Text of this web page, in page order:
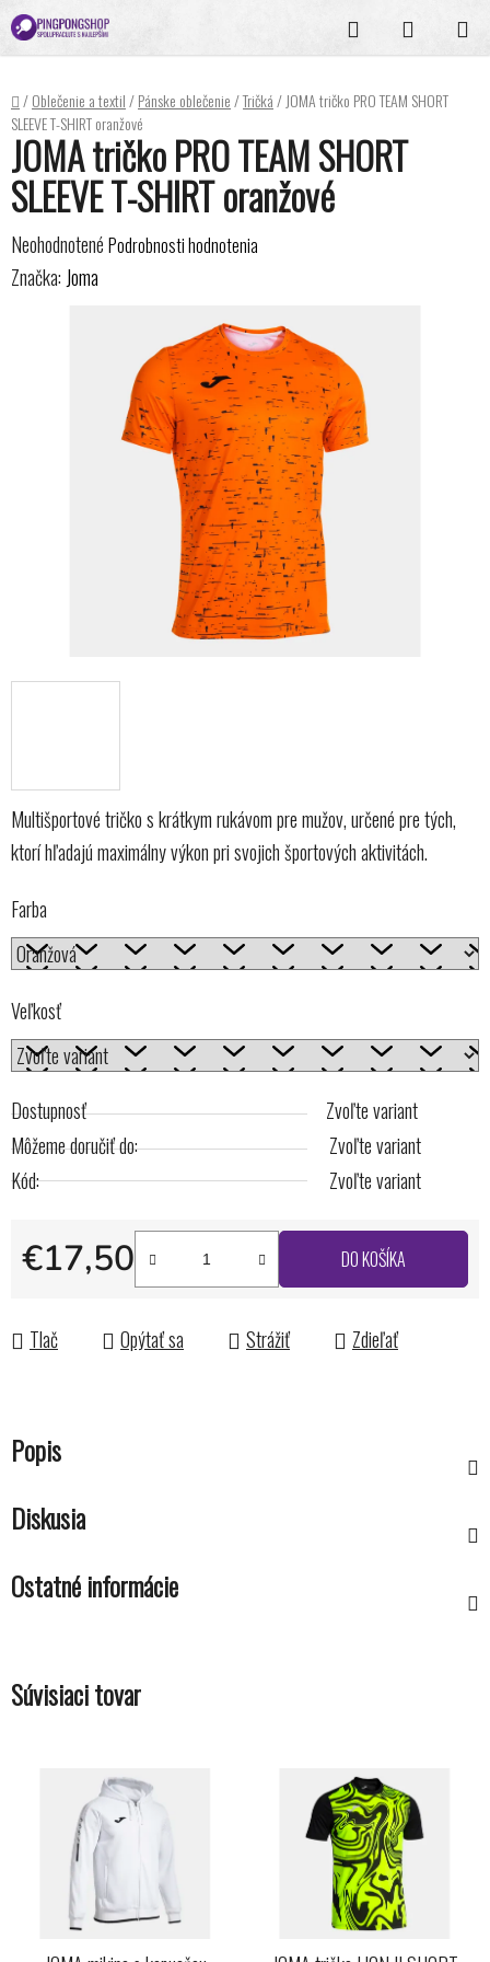
Prejsť
na
obsah
Hľadať
KOŠÍK
Domov
/Oblečenie a textil/Pánske oblečenie/Tričká/JOMA tričko PRO TEAM SHORT
SLEEVE T-SHIRT oranžové
Multišportové tričko s krátkym rukávom pre mužov, určené pre tých,
ktorí hľadajú maximálny výkon pri svojich športových aktivitách.
Farba
Veľkosť
Dostupnosť
Zvoľte variant
Môžeme doručiť do:
Zvoľte variant
Kód:
Zvoľte variant
€17,50 DO KOŠÍKA
Tlač Opýtať sa Strážiť Zdieľať
JOMA tričko PRO TEAM SHORT
SLEEVE T-SHIRT oranžové
Priemerné
hodnotenie
Neohodnotené Podrobnosti hodnotenia
Značka: Joma
Popis
Diskusia
Ostatné informácie
Súvisiaci tovar